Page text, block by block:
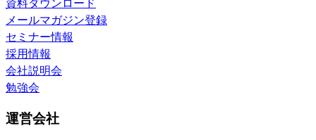
メールマガジン登録
セミナー情報
採用情報
会社説明会
勉強会
運営会社